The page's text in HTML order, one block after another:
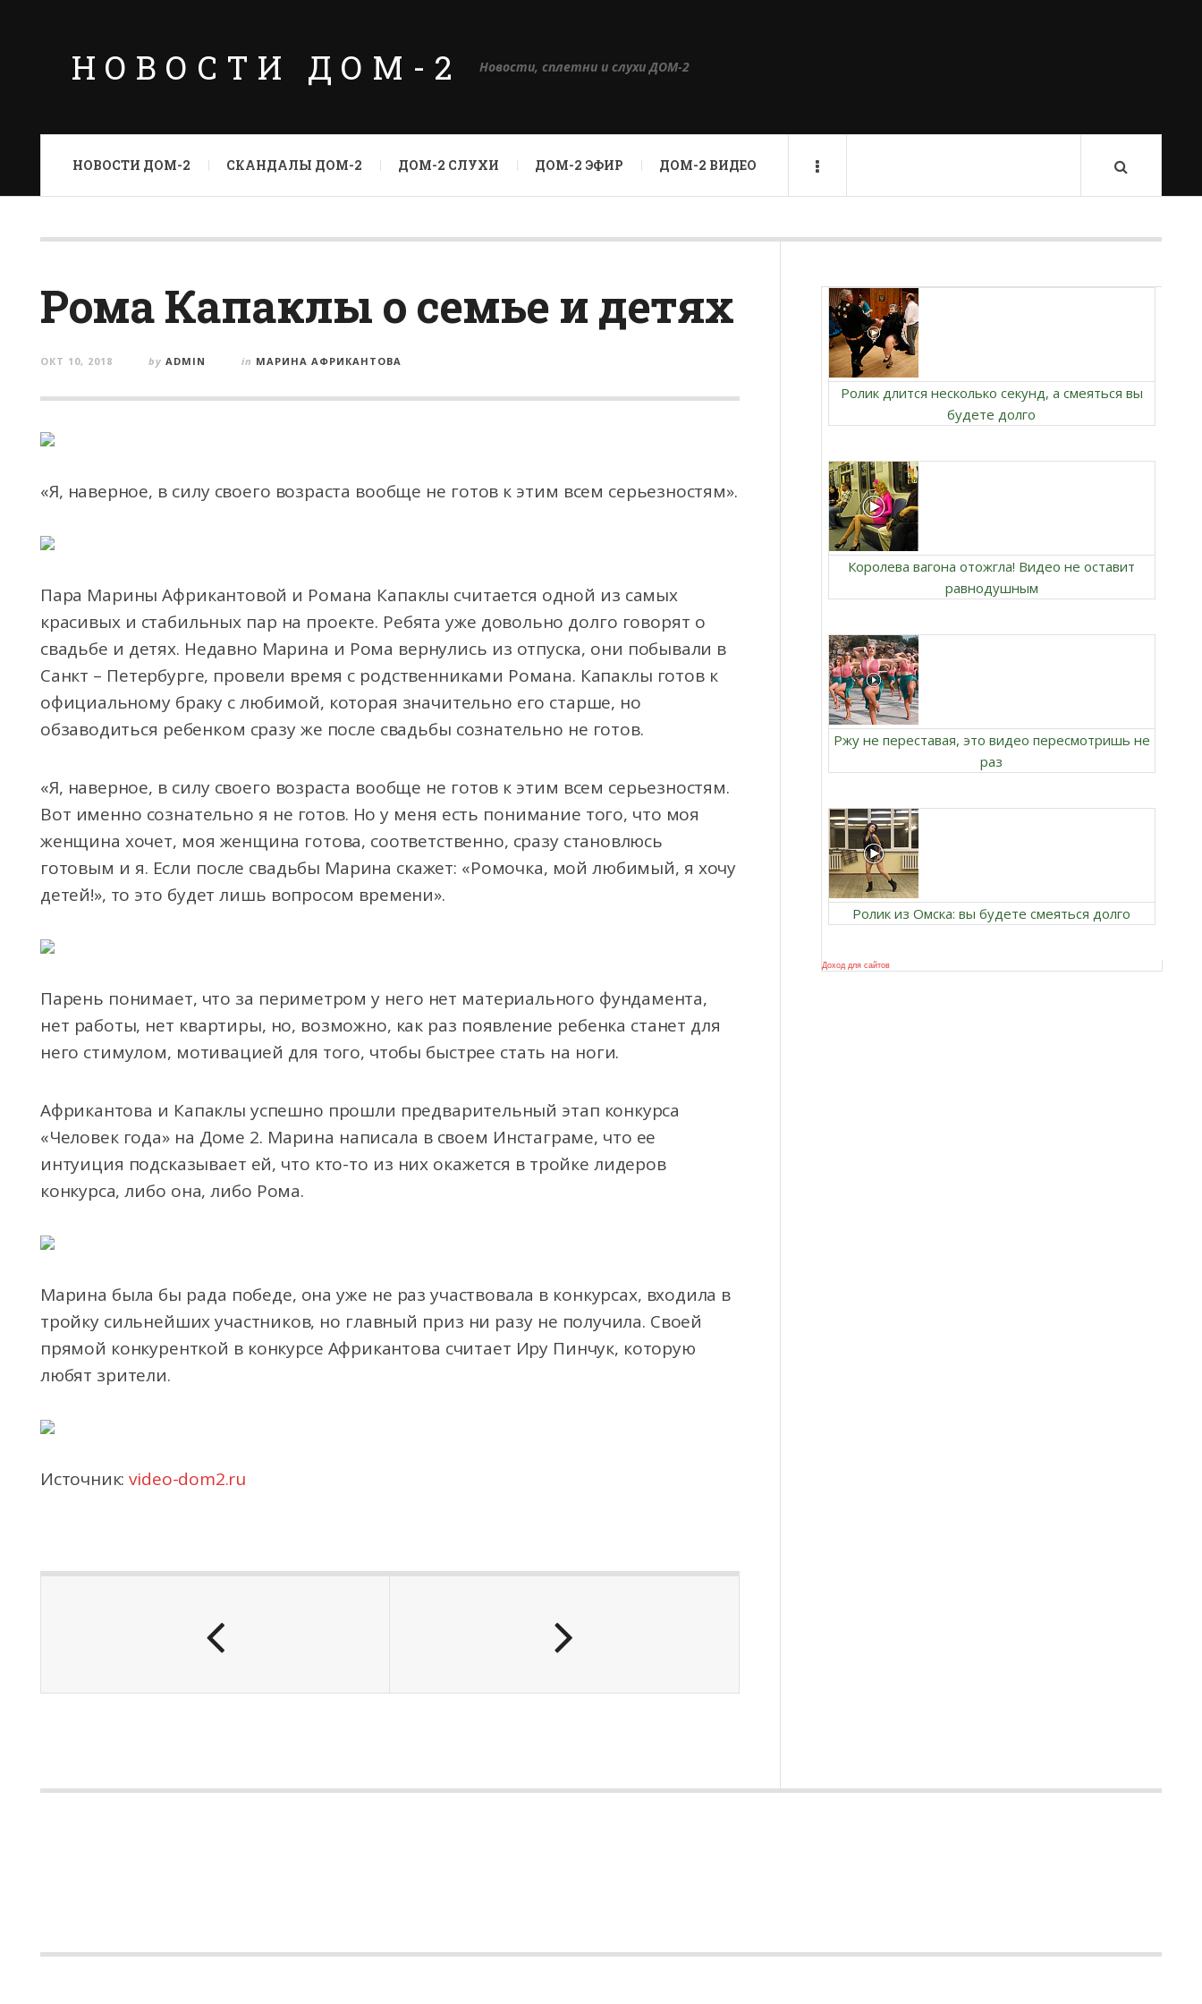
НОВОСТИ ДОМ-2 Новости, сплетни и слухи ДОМ-2
НОВОСТИ ДОМ-2 СКАНДАЛЫ ДОМ-2 ДОМ-2 СЛУХИ ДОМ-2 ЭФИР ДОМ-2 ВИДЕО
Рома Капаклы о семье и детях
ОКТ 10, 2018 by ADMIN in МАРИНА АФРИКАНТОВА
«Я, наверное, в силу своего возраста вообще не готов к этим всем серьезностям».
Пара Марины Африкантовой и Романа Капаклы считается одной из самых
красивых и стабильныхпар на проекте. Ребята уже довольно долго говорят о
свадьбе и детях. Недавно Марина и Рома вернулись из отпуска, они побывали в
Санкт – Петербурге, провели время с родственниками Романа. Капаклы готов к
официальному браку с любимой, которая значительно его старше, но
обзаводиться ребенком сразу же после свадьбы сознательно не готов.
«Я, наверное, в силу своего возраста вообще не готов к этим всем серьезностям.
Вот именно сознательно я не готов. Но у меня есть понимание того, что моя
женщина хочет, моя женщина готова, соответственно, сразу становлюсь
готовым и я. Если после свадьбы Марина скажет: «Ромочка, мой любимый, я хочу
детей!», то это будет лишь вопросом времени».
Парень понимает, что за периметром у него нет материального фундамента,
нет работы, нет квартиры, но, возможно, как раз появление ребенка станет для
него стимулом, мотивацией для того, чтобы быстрее стать на ноги.
Африкантова и Капаклы успешно прошли предварительный этап конкурса
«Человек года» на Доме 2. Марина написала в своем Инстаграме, что ее
интуиция подсказывает ей, что кто-то из них окажется в тройке лидеров
конкурса, либо она, либо Рома.
Марина была бы рада победе, она уже не раз участвовала в конкурсах, входила в
тройку сильнейших участников, но главный приз ни разу не получила. Своей
прямой конкуренткой в конкурсе Африкантова считает Иру Пинчук, которую
любят зрители.
Источник:video-dom2.ru
Ролик длится несколько секунд, а смеяться вы
будете долго
Королева вагона отожгла! Видео не оставит
равнодушным
Ржу не переставая, это видео пересмотришь не
раз
Ролик из Омска: вы будете смеяться долго
Доход для сайтов